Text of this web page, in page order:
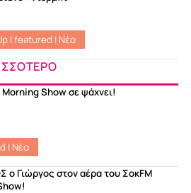
|featured | Νέα
Morning Show σε ψάχνει!
| Νέα
ο Γιώργος στον αέρα του ΣοκFM